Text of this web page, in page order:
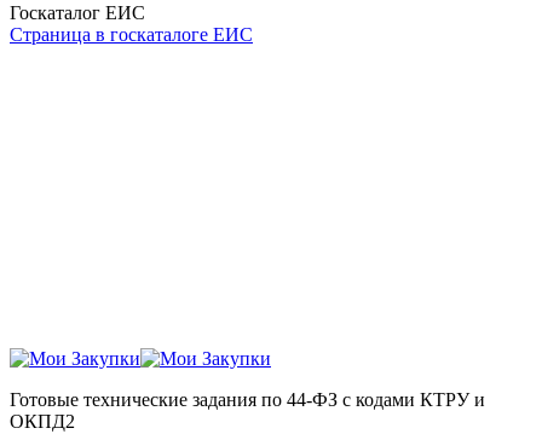
Госкаталог ЕИС
Страница в госкаталоге ЕИС
Готовые технические задания по 44-ФЗ с кодами КТРУ и
ОКПД2